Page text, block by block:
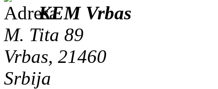
KEM Vrbas
M. Tita 89
Vrbas, 21460
Srbija